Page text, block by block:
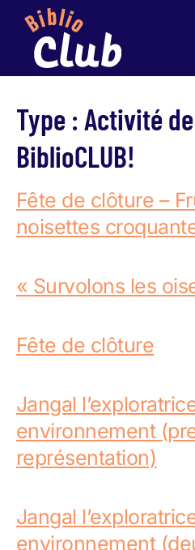
Type : Activité
BiblioCLUB!
Fête de clôture –
noisettes
« Survolons les
Fête de clôture
Jangal
environnement
représentation)
Jangal
environnement